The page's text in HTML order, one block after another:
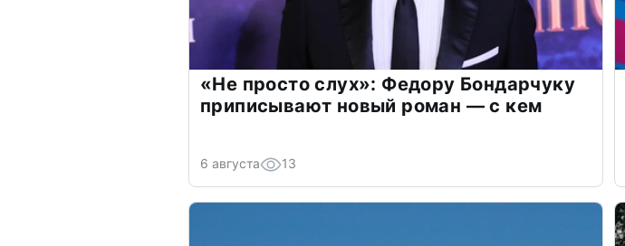
«Не просто слух»: Федору Бондарчуку
приписывают новый роман — с кем
6 августа 13